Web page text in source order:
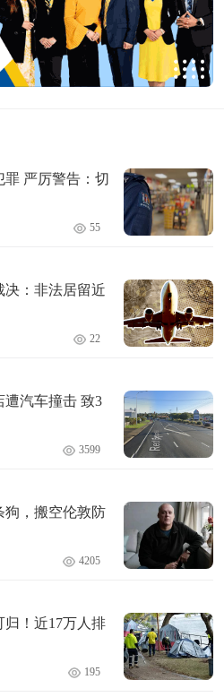
严厉警告：切
55
决：非法居留近
22
遭汽车撞击 致3
3599
狗，搬空伦敦防
4205
归！近17万人排
195